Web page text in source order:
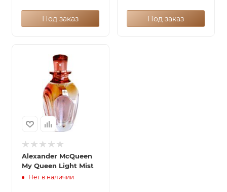
Под заказ Под заказ
Alexander McQueen
My Queen Light Mist
Нет в наличии